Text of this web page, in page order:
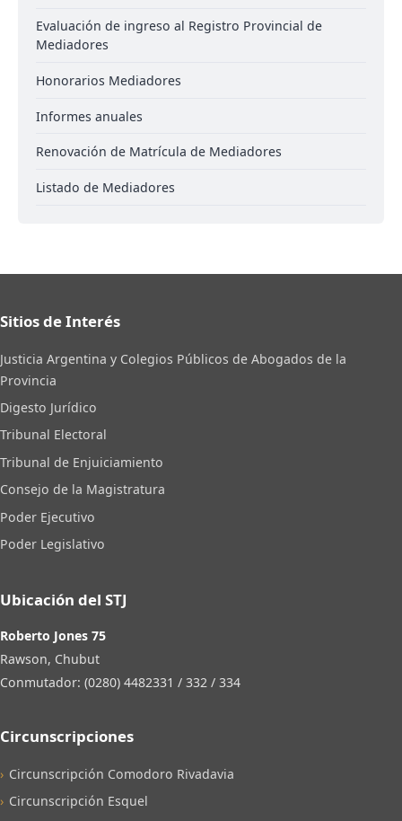
Evaluación de ingreso al Registro Provincial de
Mediadores
Honorarios Mediadores
Informes anuales
Renovación de Matrícula de Mediadores
Listado de Mediadores
Sitios de Interés
Justicia Argentina y Colegios Públicos de Abogados de la
Provincia
Digesto Jurídico
Tribunal Electoral
Tribunal de Enjuiciamiento
Consejo de la Magistratura
Poder Ejecutivo
Poder Legislativo
Ubicación del STJ
Roberto Jones 75
Rawson, Chubut
Conmutador: (0280) 4482331 / 332 / 334
Circunscripciones
Circunscripción Comodoro Rivadavia
Circunscripción Esquel